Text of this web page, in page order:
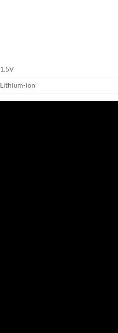
1.5V
Lithium-ion